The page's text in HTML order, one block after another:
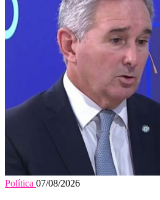
Política 07/08/2026